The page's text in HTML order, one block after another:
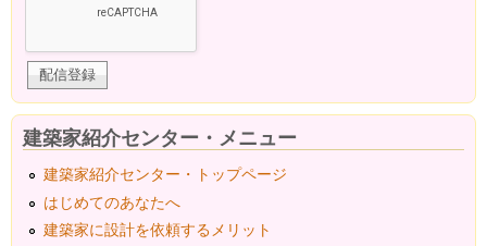
建築家紹介センター・メニュー
建築家紹介センター・トップページ
はじめてのあなたへ
建築家に設計を依頼するメリット